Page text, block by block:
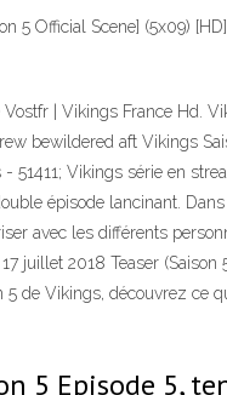
5 Official Scene] (5x09)
| Vikings France Hd.
bewildered aft Vikings
- 51411; Vikings série en
épisode lancinant.
avec les différents
juillet 2018 Teaser
de Vikings, découvrez ce
5 Episode 5,